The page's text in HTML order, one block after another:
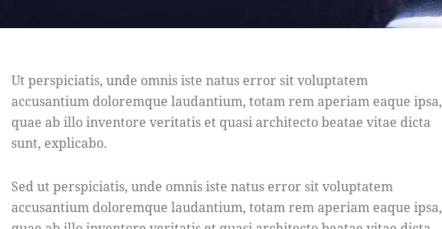
Ut perspiciatis, unde omnis iste natus error sit voluptatem
accusantium doloremque laudantium, totam rem aperiam eaque ipsa,
quae ab illo inventore veritatis et quasi architecto beatae vitae dicta
sunt, explicabo.
Sed ut perspiciatis, unde omnis iste natus error sit voluptatem
accusantium doloremque laudantium, totam rem aperiam eaque ipsa,